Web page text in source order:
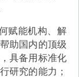
赋能机构、解
助国内的顶级
具备用标准化
研究的能力；